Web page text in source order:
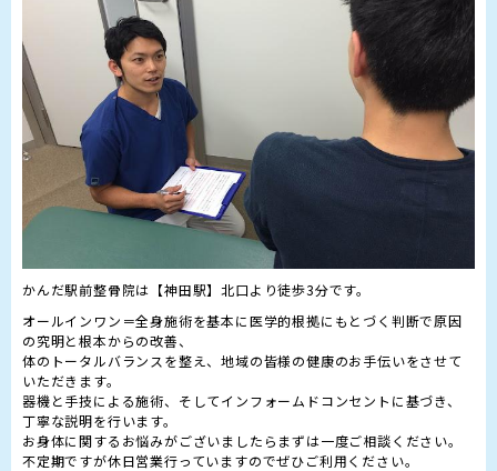
オールインワン＝全身施術を基本に医学的根拠にもとづく判断で原因
の究明と根本からの改善、
体のトータルバランスを整え、地域の皆様の健康のお手伝いをさせて
いただきます。
器機と手技による施術、そしてインフォームドコンセントに基づき、
丁寧な説明を行います。
お身体に関するお悩みがございましたらまずは一度ご相談ください。
不定期ですが休日営業行っていますのでぜひご利用ください。